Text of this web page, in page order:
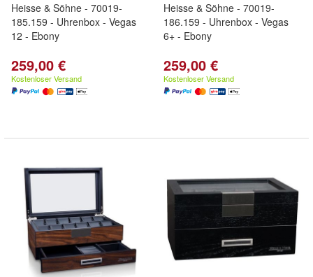
Heisse & Söhne - 70019-
185.159 - Uhrenbox - Vegas
12 - Ebony
259,00 €
Kostenloser Versand
Heisse & Söhne - 70019-
186.159 - Uhrenbox - Vegas
6+ - Ebony
259,00 €
Kostenloser Versand